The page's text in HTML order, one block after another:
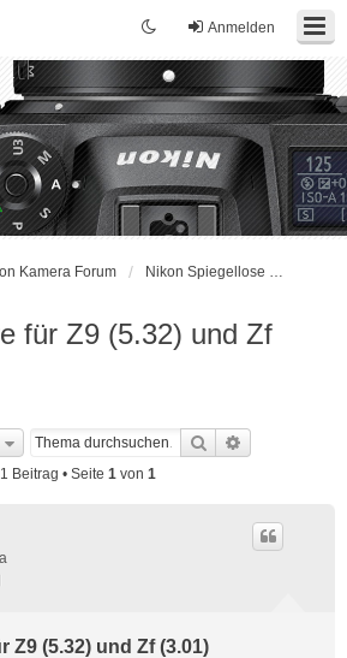
Anmelden
Kamera Forum Nikon Spiegellose Kameras, Objektive und Zubehör
für Z9 (5.32) und Zf
Suche
1 Beitrag • Seite 1 von 1
Z9 (5.32) und Zf (3.01)